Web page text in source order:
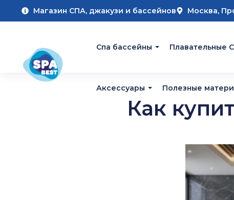
Магазин СПА, джакузи и бассейнов Москва,
Cпа бассейны Плавательные
Аксессуары Полезные
Как